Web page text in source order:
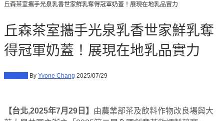
丘森茶室攜手光泉乳香世家鮮乳奪得冠軍奶蓋！展現在地乳品實力
丘森茶室攜手光泉乳香世家鮮乳奪
得冠軍奶蓋！展現在地乳品實力
By Yvone Chang 2025/07/29
【台北,2025年7月29日】 由農業部茶及飲料作物改良場與大